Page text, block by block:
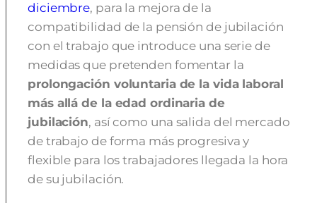
diciembre, para la mejora de la
compatibilidad de la pensión de jubilación
con el trabajo que introduce una serie de
medidas que pretenden fomentar la
prolongación voluntaria de la vida laboral
más allá de la edad ordinaria de
jubilación, así como una salida del mercado
de trabajo de forma más progresiva y
flexible para los trabajadores llegada la hora
de su jubilación.